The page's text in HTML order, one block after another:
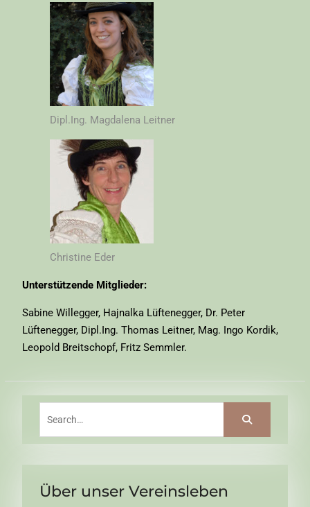
Dipl.Ing. Magdalena Leitner
Christine Eder
Unterstützende Mitglieder:
Sabine Willegger, Hajnalka Lüftenegger, Dr. Peter
Lüftenegger, Dipl.Ing. Thomas Leitner, Mag. Ingo Kordik,
Leopold Breitschopf, Fritz Semmler.
for:
Über unser Vereinsleben